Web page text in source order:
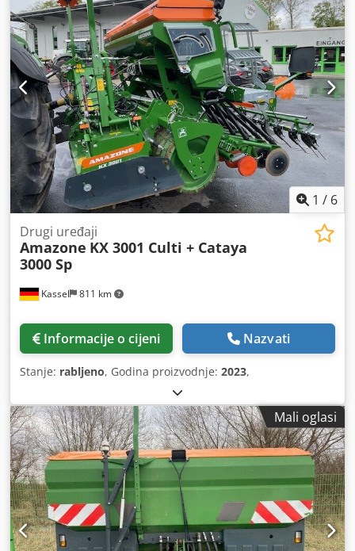
1 / 6
Kassel 811 km
Drugi uređaji
Amazone KX 3001 Culti + Cataya
3000 Sp
Informacije o cijeni Nazvati
Stanje: rabljeno, Godina proizvodnje: 2023,
Mali oglasi